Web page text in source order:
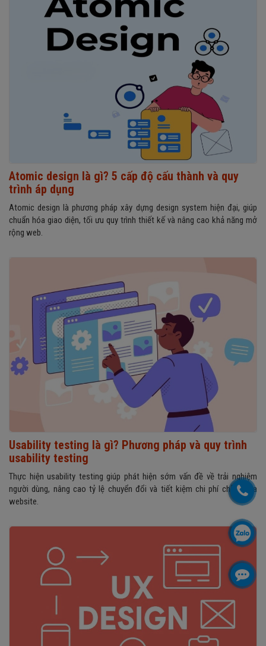
Atomic design là gì? 5 cấp độ cấu thành và quy
trình áp dụng
Atomic design là phương pháp xây dựng design system hiện đại, giúp
chuẩn hóa giao diện, tối ưu quy trình thiết kế và nâng cao khả năng mở
rộng web.
Usability testing là gì? Phương pháp và quy trình
usability testing
Thực hiện usability testing giúp phát hiện sớm vấn đề về trải nghiệm
người dùng, nâng cao tỷ lệ chuyển đổi và tiết kiệm chi phí chỉnh sửa
website.